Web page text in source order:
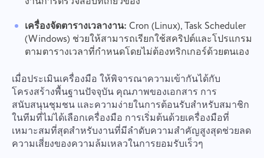
เครื่องจัดตารางเวลางาน: Cron (Linux), Task Scheduler
(Windows) ช่วยให้สามารถเรียกใช้สคริปต์และโปรแกรม
ตามตารางเวลาที่กำหนดโดยไม่ต้องทริกเกอร์ด้วยตนเอง
เมื่อประเมินเครื่องมือ ให้พิจารณาความเข้ากันได้กับ
โครงสร้างพื้นฐานปัจจุบัน คุณภาพของเอกสาร การ
สนับสนุนชุมชน และความง่ายในการต้อนรับสำหรับสมาชิก
ในทีมที่ไม่ได้เลือกเครื่องมือ การเริ่มต้นด้วยเครื่องมือที่
เหมาะสมที่สุดสำหรับงานที่มีลำดับความสำคัญสูงสุดช่วยลด
ความเสี่ยงของความล้มเหลวในการยอมรับเร็วๆ
รายงานข้อผิดพลาดในการแปล
ให้คำอธิบายของปัญหาพร้อมกับตัวเลือกที่ถูกต้อง
เชื่อมต่อกับเรา
ชื่อ
หมายเลขโทรศัพท์
รายงานข้อผิดพลาด
โปรดอธิบายปัญหาที่คุณพบในรายละเอียดการให้
ข้อมูลเฉพาะและอย่าลังเลที่จะแนบไฟล์ที่เกี่ยวข้อง
การมีส่วนร่วมที่ใช้งานของคุณช่วยให้เราปรับปรุง
ประสบการณ์การใช้งานเพื่อให้มั่นใจว่าบริการที่ดี
ขึ้นสำหรับทุกคน
แนะนำฟีเจอร์ของคุณ
ฟีเจอร์